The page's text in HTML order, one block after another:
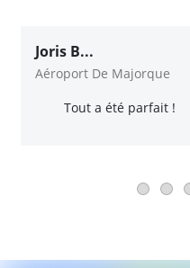
Joris B...
Aéroport De Majorque
Tout a été parfait !